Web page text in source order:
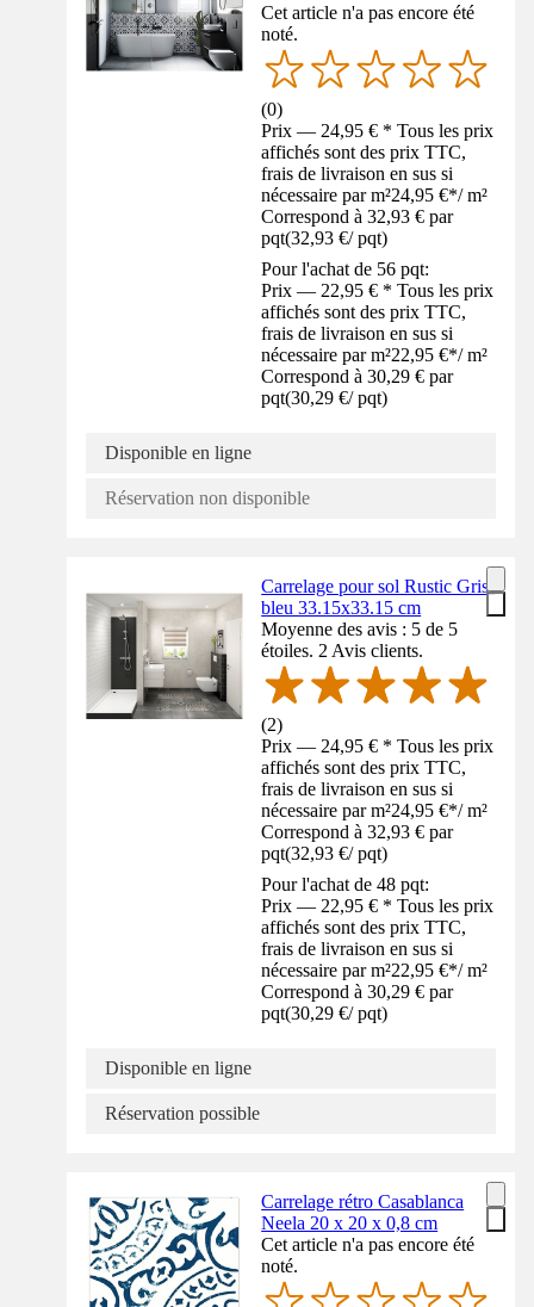
Cet article n'a pas encore été
noté.
(0)
Prix — 24,95 € * Tous les prix
affichés sont des prix TTC,
frais de livraison en sus si
nécessaire par m²24,95 €*/ m²
Correspond à 32,93 € par
pqt(32,93 €/ pqt)
Pour l'achat de 56 pqt:
Prix — 22,95 € * Tous les prix
affichés sont des prix TTC,
frais de livraison en sus si
nécessaire par m²22,95 €*/ m²
Correspond à 30,29 € par
pqt(30,29 €/ pqt)
Disponible en ligne
Réservation non disponible
Carrelage pour sol Rustic Gris-
bleu 33.15x33.15 cm
Moyenne des avis : 5 de 5
étoiles. 2 Avis clients.
(2)
Prix — 24,95 € * Tous les prix
affichés sont des prix TTC,
frais de livraison en sus si
nécessaire par m²24,95 €*/ m²
Correspond à 32,93 € par
pqt(32,93 €/ pqt)
Pour l'achat de 48 pqt:
Prix — 22,95 € * Tous les prix
affichés sont des prix TTC,
frais de livraison en sus si
nécessaire par m²22,95 €*/ m²
Correspond à 30,29 € par
pqt(30,29 €/ pqt)
Disponible en ligne
Réservation possible
Carrelage rétro Casablanca
Neela 20 x 20 x 0,8 cm
Cet article n'a pas encore été
noté.